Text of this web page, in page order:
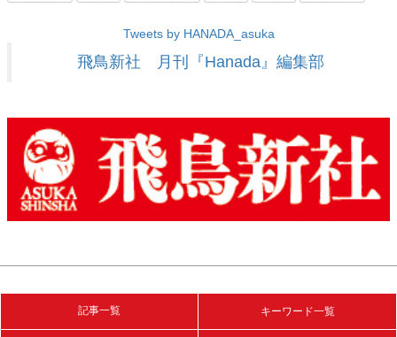
Tweets by HANADA_asuka
飛鳥新社 月刊『Hanada』編集部
記事一覧 キーワード一覧